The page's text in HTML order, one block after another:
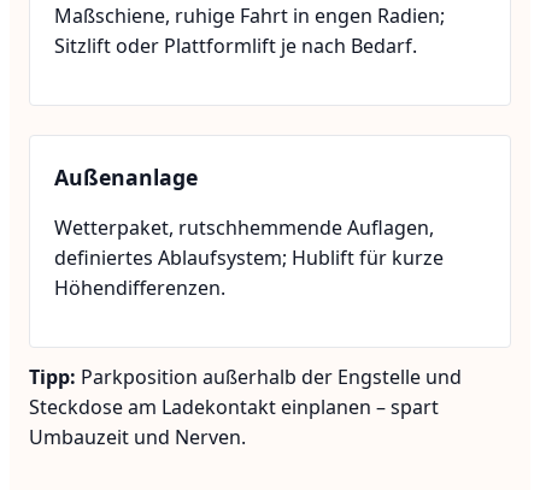
Maßschiene, ruhige Fahrt in engen Radien;
Sitzlift oder Plattformlift je nach Bedarf.
Außenanlage
Wetterpaket, rutschhemmende Auflagen,
definiertes Ablaufsystem; Hublift für kurze
Höhendifferenzen.
Tipp: Parkposition außerhalb der Engstelle und
Steckdose am Ladekontakt einplanen – spart
Umbauzeit und Nerven.